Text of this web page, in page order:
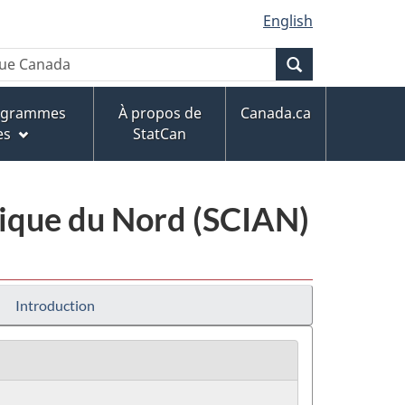
English
À propos de
StatCan
Canada.ca
du Nord (SCIAN)
Introduction